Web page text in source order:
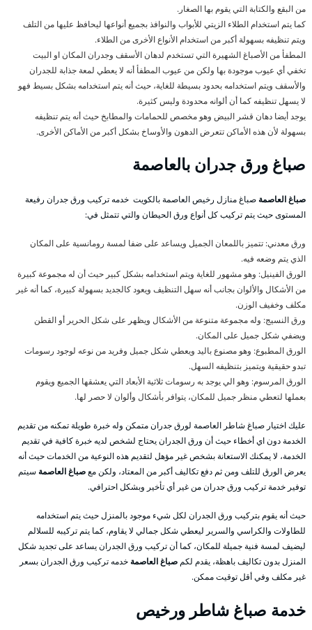
من البقع والكتابة التي يقوم بها الصغار.
كما يتم استخدام الطلاء الزيتي للأبواب والنوافذ بجميع أنواعها ليحافظ عليها من التلف
ويتم تنظيفه بسهولة أكبر من استخدام الأنواع الأخرى من الطلاء.
المطفأ من الأصباغ الشهيرة التي تستخدم لدهان الأسقف وجدران المكان او البيت
تخفي أي عيوب موجودة بها ولكن من عيوب المطفأ أنه لا يعطي لمعة جذابة للجدران
والأسقف ويتم استخدامه بحدود بسيطة للغاية، حيث أنه يتم استخدامه بشكل بسيط فهو
لا يسهل تنظيفه كما أن ألوانه محدودة وليس كثيرة.
يوجد أيضا دهان قشر البيض وهو مخصص للحمامات والمطابخ حيث أنه يتم تنظيفه
بسهولة لأن هذه الأماكن تتعرض الدهون والأوساخ بشكل أكبر من الأماكن الأخرى.
صباغ ورق جدران بالعاصمة
صباغ العاصمة صباغ منازل رخيص العاصمة بالكويت خدمه تركيب ورق جدران رفيعة
المستوى حيث يتم تركيب كل أنواع ورق الحيطان والتي تتمثل في:
ورق معدني: تتميز باللمعان الجميل ويساعد على ضفا لمسة رومانسية على المكان
الذي يتم وضعه فيه.
الورق الفينيل: وهو مشهور للغاية ويتم استخدامه بشكل كبير حيث أن له مجموعة كبيرة
من الأشكال والألوان بجانب أنه سهل التنظيف ويعود كالجديد بسهولة كبيرة، كما أنه غير
مكلف وخفيف الوزن.
ورق النسيج: وله مجموعة متنوعة من الأشكال ويظهر على شكل الحرير أو القطن
ويضفي شكل جميل على المكان.
الورق المطبوع: وهو مصنوع باليد ويعطي شكل جميل وفريد من نوعه لوجود رسومات
تبدو حقيقية ويتميز بتنظيفه السهل.
الورق المرسوم: وهو الي يوجد به رسومات ثلاثية الأبعاد التي يعشقها الجميع ويقوم
بعملها لتعطي منظر جميل للمكان، يتوافر بأشكال وألوان لا حصر لها.
عليك اختيار صباغ شاطر العاصمة لورق جدران متمكن وله خبرة طويلة تمكنه من تقديم
الخدمة دون اي أخطاء حيث أن ورق الجدران يحتاج لشخص لديه خبرة كافية في تقديم
الخدمة، لا يمكنك الاستعانة بشخص غير مؤهل لتقديم هذه النوعية من الخدمات حيث أنه
يعرض الورق للتلف ومن ثم دفع تكاليف أكبر من المعتاد، ولكن معصباغ العاصمة سيتم
توفير خدمة تركيب ورق جدران من غير أي تأخير وبشكل احترافي.
حيث أنه يقوم بتركيب ورق الجدران لكل شيء موجود بالمنزل حيث يتم استخدامه
للطاولات والكراسي والسرير ليعطي شكل جمالي لا يقاوم، كما يتم تركيبه للسلالم
ليضيف لمسة فنية جميلة للمكان، كما أن تركيب ورق الجدران يساعد على تجديد شكل
المنزل بدون تكاليف باهظة، يقدم لكم صباغ العاصمة خدمه تركيب ورق الجدران بسعر
غير مكلف وفي أقل توقيت ممكن.
خدمة صباغ شاطر ورخيص